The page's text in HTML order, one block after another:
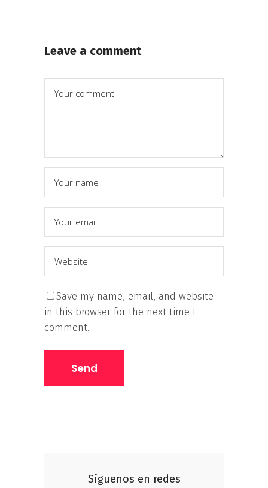
Leave a comment
Save my name, email, and website
in this browser for the next time I
comment.
Síguenos en redes